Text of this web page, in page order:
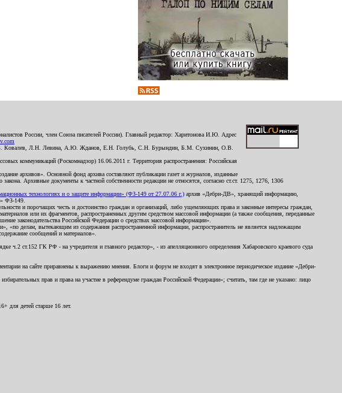
России, член Союза писателей России). Главный редактор: Харитонова И.Ю. Адрес
Ковалев, Л.Н. Левина, А.Ю. Жданов, Е.Н. Голубь, С.Н. Бурындин, Б.М. Сухинин, О.В.
коммуникаций (Роскомнадзор) 16.06.2011 г. Территория распространения: Российская
архивов». Основной фонд архива составляют публикации газет и журналов, изданные
Архивные документы к частной собственности редакции не относятся, согласно ст.ст. 1275, 1276, 1306
технологиях и о защите информации» (ФЗ-149 от 27.07.06 г.) архив «Дебри-ДВ», хранящий информацию,
ФЗ-149.
и порочащих честь и достоинство граждан и организаций, либо ущемляющих права и законные интересы граждан,
или их фрагментов, распространенных другим средством массовой информации (а также сообщения, переданные
законодательства Российской Федерации о средствах массовой информации».
делам, вытекающим из содержания распространенной информации, распространитель не является надлежащим
сообщений и материалов».
ст.152 ГК РФ - на учредителя и главного редактор», - из апелляционного определения Хабаровского краевого суда
на сайте приравнены к выражению мнения. Блоги и форум не входят в электронное периодическое издание «Дебри-
прав и права на участие в референдуме граждан Российской Федерации»; считать, там где не указано: лицо
для детей старше 16 лет.